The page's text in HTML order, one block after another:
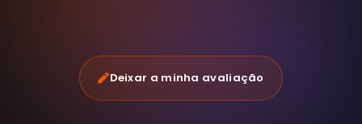
Deixar a minha avaliação